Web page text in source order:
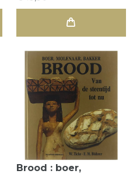
Brood : boer,